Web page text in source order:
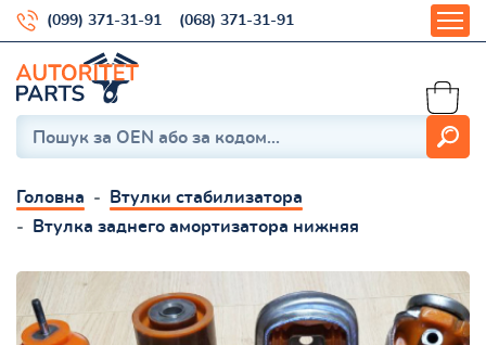
(099) 371-31-91 (068) 371-31-91
Головна
Втулки стабилизатора
Втулка заднего амортизатора нижняя